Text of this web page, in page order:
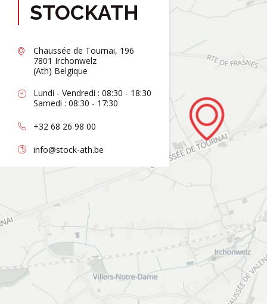
STOCKATH
Chaussée de Tournai, 196
7801 Irchonwelz
(Ath) Belgique
Lundi - Vendredi : 08:30 - 18:30
Samedi : 08:30 - 17:30
+32 68 26 98 00
info@stock-ath.be